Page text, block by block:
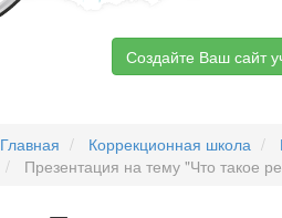
Создайте Ваш сайт
Главная Коррекционная школа
Презентация на тему "Что такое